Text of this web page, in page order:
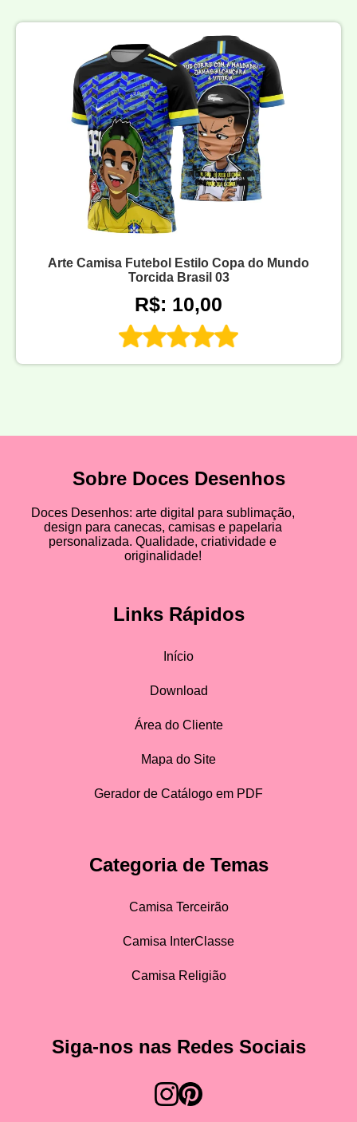
Arte Camisa Futebol Estilo Copa do Mundo
Torcida Brasil 03
R$: 10,00
Sobre Doces Desenhos
Doces Desenhos: arte digital para sublimação,
design para canecas, camisas e papelaria
personalizada. Qualidade, criatividade e
originalidade!
Links Rápidos
Início
Download
Área do Cliente
Mapa do Site
Gerador de Catálogo em PDF
Categoria de Temas
Camisa Terceirão
Camisa InterClasse
Camisa Religião
Siga-nos nas Redes Sociais